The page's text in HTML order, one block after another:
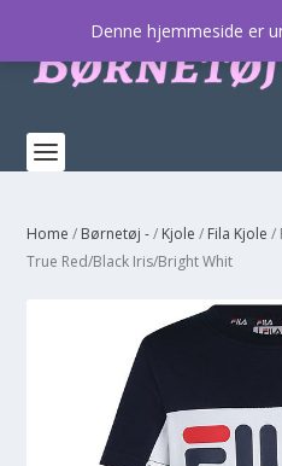
Home / Børnetøj -/ Kjole / Fila Kjole /
True Red/Black Iris/Bright Whit
Denne hjemmeside er